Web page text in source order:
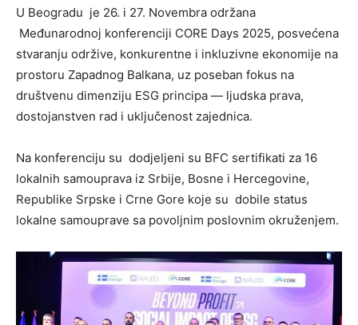
U Beogradu je 26. i 27. Novembra održana
Međunarodnoj konferenciji CORE Days 2025, posvećena
stvaranju održive, konkurentne i inkluzivne ekonomije na
prostoru Zapadnog Balkana, uz poseban fokus na
društvenu dimenziju ESG principa — ljudska prava,
dostojanstven rad i uključenost zajednica.
Na konferenciju su dodjeljeni su BFC sertifikati za 16
lokalnih samouprava iz Srbije, Bosne i Hercegovine,
Republike Srpske i Crne Gore koje su dobile status
lokalne samouprave sa povoljnim poslovnim okruženjem.